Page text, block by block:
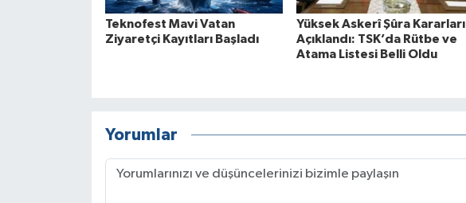
Teknofest Mavi Vatan
Ziyaretçi Kayıtları Başladı
Yüksek Askerî Şûra Kararları
Açıklandı: TSK’da Rütbe ve
Atama Listesi Belli Oldu
Yorumlar